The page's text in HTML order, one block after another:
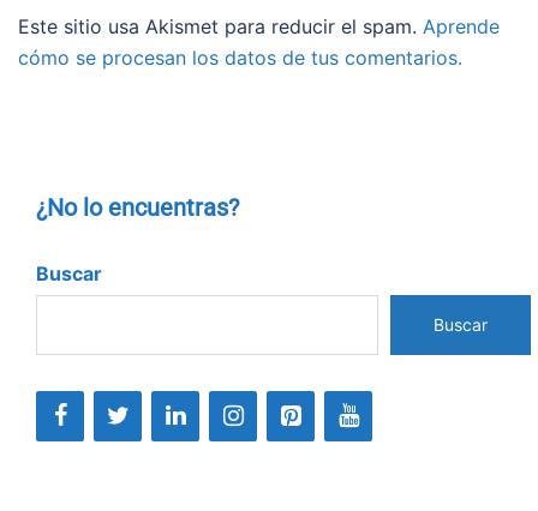
Este sitio usa Akismet para reducir el spam. Aprende
cómo se procesan los datos de tus comentarios.
¿No lo encuentras?
Buscar
Buscar